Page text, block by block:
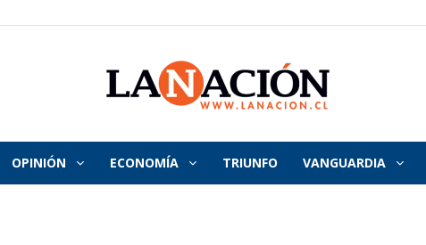
La
OPINIÓN ECONOMÍA TRIUNFO VANGUARDIA